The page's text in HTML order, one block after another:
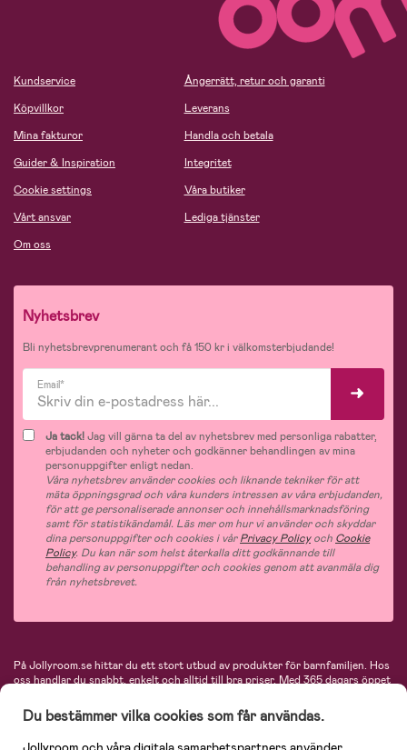
Kundservice
Köpvillkor
Mina fakturor
Guider & Inspiration
Cookie settings
Vårt ansvar
Om oss
Ångerrätt, retur och garanti
Leverans
Handla och betala
Integritet
Våra butiker
Lediga tjänster
Nyhetsbrev
Bli nyhetsbrevprenumerant och få 150 kr i välkomsterbjudande!
Email*
Ja tack!Jag vill gärna ta del av nyhetsbrev med personliga rabatter,
erbjudanden och nyheter och godkänner behandlingen av mina
personuppgifter enligt nedan.
Våra nyhetsbrev använder cookies och liknande tekniker för att
mäta öppningsgrad och våra kunders intressen av våra erbjudanden,
för att ge personaliserade annonser och innehållsmarknadsföring
samt för statistikändamål. Läs mer om hur vi använder och skyddar
dina personuppgifter och cookies i vårPrivacy Policyoch Cookie
Policy. Du kan när som helst återkalla ditt godkännande till
behandling av personuppgifter och cookies genom att avanmäla dig
från nyhetsbrevet.
På Jollyroom.se hittar du ett stort utbud av produkter för barnfamiljen. Hos
oss handlar du snabbt, enkelt och alltid till bra priser.Med 365 dagars öppet
hos oss. I vårt sortiment hittar du barnvagnar, bilstolar, kläder för barn och
baby, produkter för mamman, massor av inspirerande inredning, leksaker,
babyprodukter och mycket mer. Vi erbjuder produkter från välkända
Du bestämmer vilka cookies som får användas.